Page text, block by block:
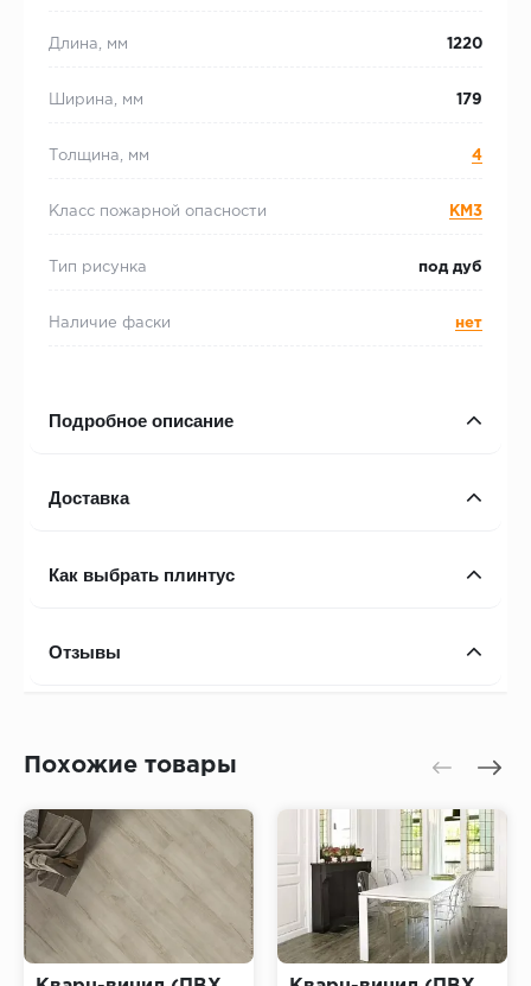
Длина, мм 1220
Ширина, мм 179
Толщина, мм 4
Класс пожарной опасности КМ3
Тип рисунка под дуб
Наличие фаски нет
Подробное описание
Доставка
Как выбрать плинтус
Отзывы
Похожие товары